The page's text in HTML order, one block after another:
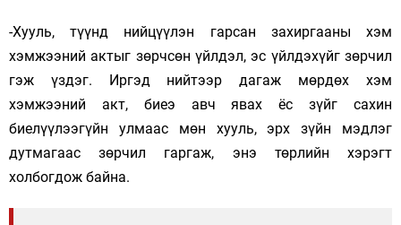
-Хууль, түүнд нийцүүлэн гарсан захиргааны хэм
хэмжээний актыг зөрчсөн үйлдэл, эс үйлдэхүйг зөрчил
гэж үздэг. Иргэд нийтээр дагаж мөрдөх хэм
хэмжээний акт, биеэ авч явах ёс зүйг сахин
биелүүлээгүйн улмаас мөн хууль, эрх зүйн мэдлэг
дутмагаас зөрчил гаргаж, энэ төрлийн хэрэгт
холбогдож байна.